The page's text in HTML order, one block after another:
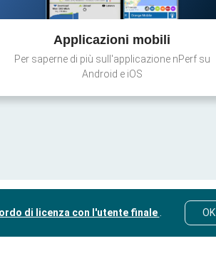
Applicazioni mobili
Per saperne di più sull'applicazione nPerf su
Android e iOS
di licenza con l'utente finale OK